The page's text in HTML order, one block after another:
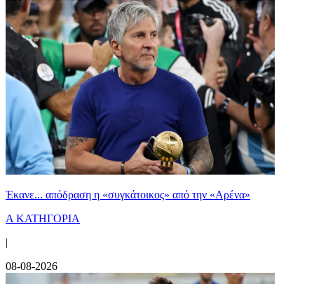
Έκανε... απόδραση η «συγκάτοικος» από την «Αρένα»
Α ΚΑΤΗΓΟΡΙΑ
|
08-08-2026